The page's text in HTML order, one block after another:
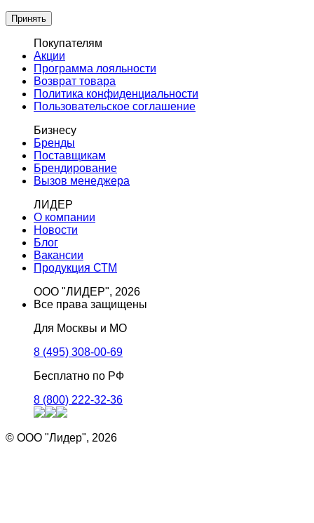
Принять
Покупателям
Акции
Программа лояльности
Возврат товара
Политика конфиденциальности
Пользовательское соглашение
Бизнесу
Бренды
Поставщикам
Брендирование
Вызов менеджера
ЛИДЕР
О компании
Новости
Блог
Вакансии
Продукция СТМ
ООО "ЛИДЕР", 2026
Все права защищены
Для Москвы и МО
8 (495) 308-00-69
Бесплатно по РФ
8 (800) 222-32-36
© ООО "Лидер", 2026